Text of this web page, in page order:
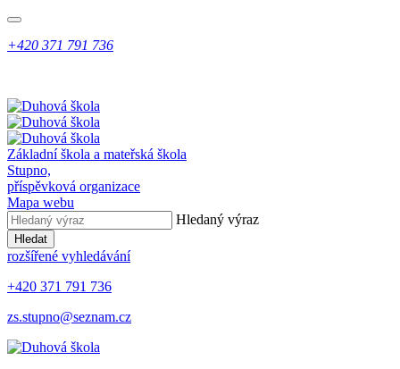
+420 371 791 736
Základní škola a mateřská škola
Stupno,
příspěvková organizace
Mapa webu
Hledaný výraz
Hledat
rozšířené vyhledávání
+420 371 791 736
zs.stupno@seznam.cz